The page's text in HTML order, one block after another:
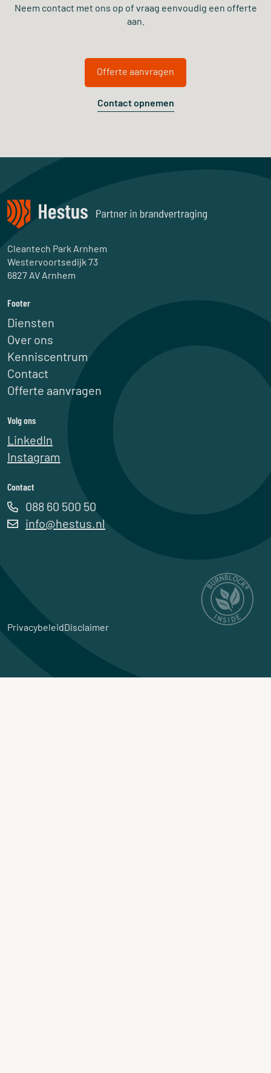
Neem contact met ons op of vraag eenvoudig een offerte
aan.
Offerte aanvragen
Contact opnemen
Cleantech Park Arnhem
Westervoortsedijk 73
6827 AV Arnhem
Footer
Diensten
Over ons
Kenniscentrum
Contact
Offerte aanvragen
Volg ons
LinkedIn
Instagram
Contact
088 60 500 50
info@hestus.nl
Privacybeleid Disclaimer